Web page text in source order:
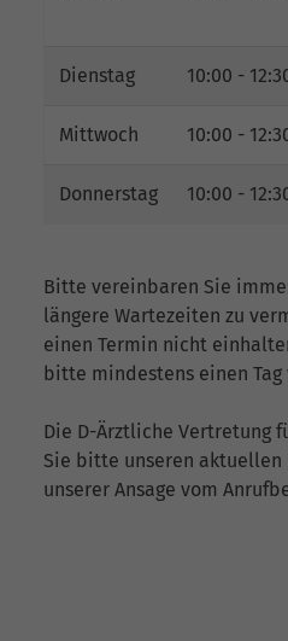
Dienstag 10:00 -
Mittwoch 10:00 -
Donnerstag 10:00 -
Bitte vereinbaren Sie
längere Wartezeiten zu
einen Termin nicht
bitte mindestens einen Tag
Die D-Ärztliche Vertretung
Sie bitte unseren aktuellen
unserer Ansage vom